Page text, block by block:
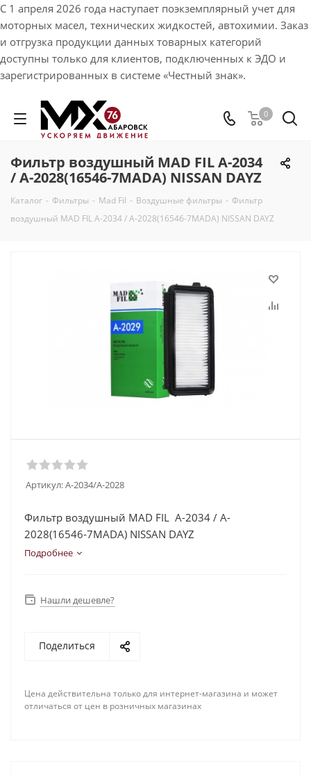
С 1 апреля 2026 года наступает поэкземплярный учет для
моторных масел, технических жидкостей, автохимии. Заказ
и отгрузка продукции данных товарных категорий
доступны только для клиентов, подключенных к ЭДО и
зарегистрированных в системе «Честный знак».
0
Фильтр воздушный MAD FIL A-2034
/ A-2028(16546-7MADA) NISSAN DAYZ
Каталог - Фильтры - Mad Fil - Воздушные фильтры - Фильтр
воздушный MAD FIL A-2034 / A-2028(16546-7MADA) NISSAN DAYZ
Артикул:A-2034/A-2028
Фильтр воздушный MAD FIL A-2034 / A-
2028(16546-7MADA) NISSAN DAYZ
Подробнее
Нашли дешевле?
Поделиться
Цена действительна только для интернет-магазина и может
отличаться от цен в розничных магазинах